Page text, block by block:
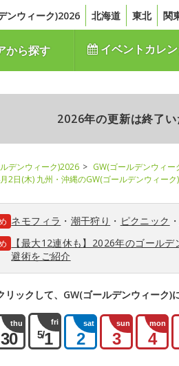
ンウィーク)2026 北海道 東北 関
から探す イベントカレ
2026年の更新は終了
デンウィーク)2026 GW(ゴールデンウィ
2日(木) 九州・沖縄のGW(ゴールデンウィーク
ネモフィラ ・ 潮干狩り ・ ピクニック ・
【最大12連休も】2026年のゴール
避術をご紹介
リックして、GW(ゴールデンウィーク)
thu
30
fri
5/1
sat
2
sun
3
mon
4